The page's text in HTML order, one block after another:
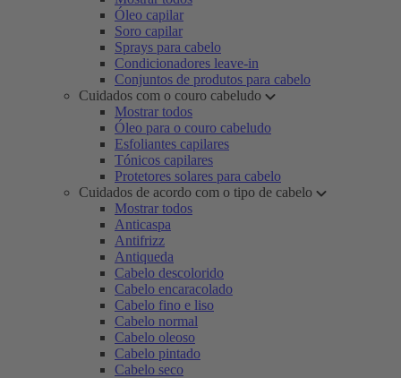
Óleo capilar
Soro capilar
Sprays para cabelo
Condicionadores leave-in
Conjuntos de produtos para cabelo
Cuidados com o couro cabeludo
Mostrar todos
Óleo para o couro cabeludo
Esfoliantes capilares
Tónicos capilares
Protetores solares para cabelo
Cuidados de acordo com o tipo de cabelo
Mostrar todos
Anticaspa
Antifrizz
Antiqueda
Cabelo descolorido
Cabelo encaracolado
Cabelo fino e liso
Cabelo normal
Cabelo oleoso
Cabelo pintado
Cabelo seco